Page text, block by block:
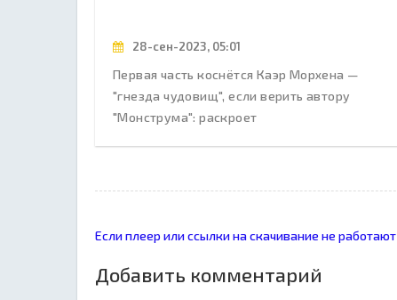
28-сен-2023, 05:01
Первая часть коснётся Каэр Морхена —
"гнезда чудовищ", если верить автору
"Монструма": раскроет
Если плеер или ссылки на скачивание не работают
Добавить комментарий